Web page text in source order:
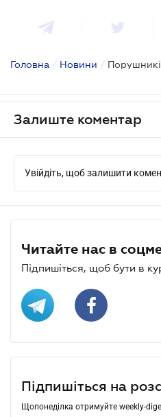
Головна / Новини /
Залиште коментар
Увійдіть, щоб залишити
Читайте нас в
Підпишіться, щоб бути в
Підпишіться на
Щопонеділка отримуйте weekly-